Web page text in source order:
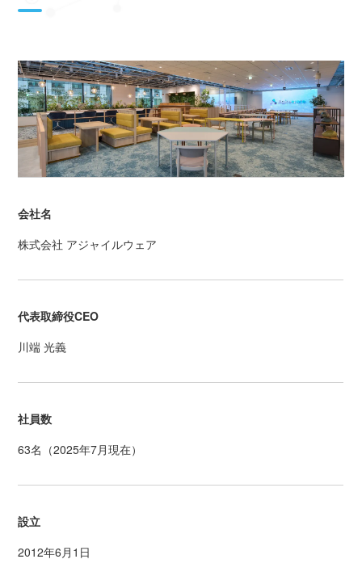
会社名
株式会社 アジャイルウェア
代表取締役CEO
川端 光義
社員数
63名（2025年7月現在）
設立
2012年6月1日